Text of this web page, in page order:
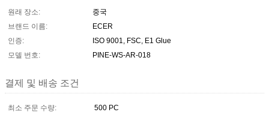
원래 장소:
중국
브랜드 이름:
ECER
인증:
ISO 9001, FSC, E1 Glue
모델 번호:
PINE-WS-AR-018
결제 및 배송 조건
최소 주문 수량:
500 PC